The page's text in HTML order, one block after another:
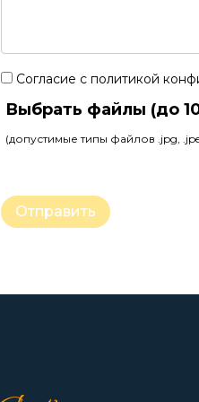
Согласие с политикой
Выбрать файлы (до
(допустимые типы файлов .jpg,